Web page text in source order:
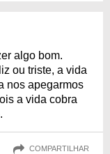
algo bom.
ou triste, a vida
nos apegarmos
a vida cobra
COMPARTILHAR